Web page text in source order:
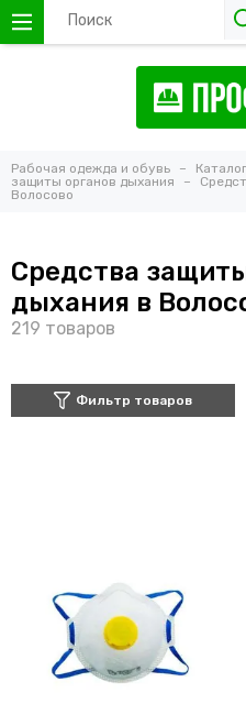
Рабочая одежда и обувь Каталог
защиты органов дыхания
Волосово
Средства
дыхания в
Фильтр товаров